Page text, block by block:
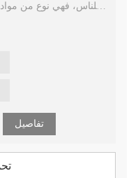
للناس، فهي نوع من مواد
يمنح الناس شعورًا
ومناسب لجميع
الأرضيات العادية،
تفاصيل